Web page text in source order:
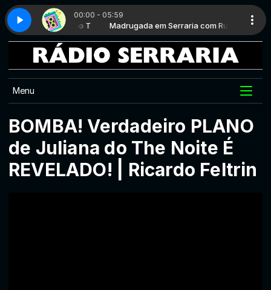
00:00 - 05:59
com Rufino T Madrugada em Serraria com Rufino T
4 Hits 80 - Parte 4
Menu
BOMBA! Verdadeiro PLANO
de Juliana do The Noite É
REVELADO! | Ricardo Feltrin